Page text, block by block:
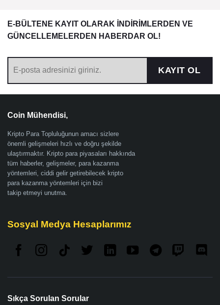
E-BÜLTENE KAYIT OLARAK İNDİRİMLERDEN VE
GÜNCELLEMELERDEN HABERDAR OL!
KAYIT OL
Coin Mühendisi,
Kripto Para Topluluğunun amacı sizlere
önemli gelişmeleri hızlı ve doğru şekilde
ulaştırmaktır. Kripto para piyasaları hakkında
tüm haberler, gelişmeler, para kazanma
yöntemleri, ciddi gelir getirebilecek kripto
para kazanma yöntemleri için bizi
takip etmeyi unutma.
Sosyal Medya Hesaplarımız
Sıkça Sorulan Sorular